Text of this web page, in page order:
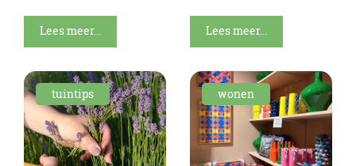
Lees meer... Lees meer...
tuintips wonen